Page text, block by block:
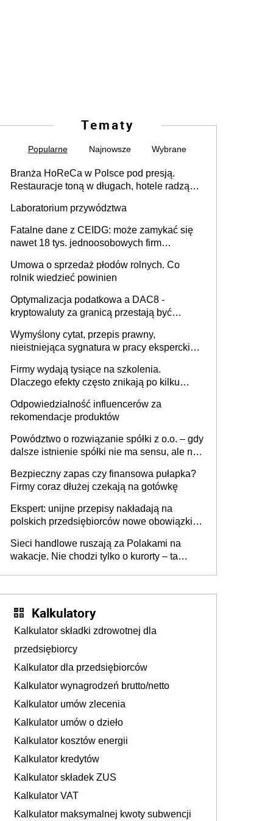
Tematy
Popularne Najnowsze Wybrane
Branża HoReCa w Polsce pod presją.
Restauracje toną w długach, hotele radzą
Laboratorium przywództwa
Fatalne dane z CEIDG: może zamykać się
nawet 18 tys. jednoosobowych firm
Umowa o sprzedaż płodów rolnych. Co
rolnik wiedzieć powinien
Optymalizacja podatkowa a DAC8 -
kryptowaluty za granicą przestają być
Wymyślony cytat, przepis prawny,
nieistniejąca sygnatura w pracy eksperckiej -
firmie
Firmy wydają tysiące na szkolenia.
Dlaczego efekty często znikają po kilku
Odpowiedzialność influencerów za
rekomendacje produktów
Powództwo o rozwiązanie spółki z o.o. – gdy
dalsze istnienie spółki nie ma sensu, ale nie
Bezpieczny zapas czy finansowa pułapka?
Firmy coraz dłużej czekają na gotówkę
Ekspert: unijne przepisy nakładają na
polskich przedsiębiorców nowe obowiązki w
Sieci handlowe ruszają za Polakami na
wakacje. Nie chodzi tylko o kurorty – ta
Kalkulatory
Kalkulator składki zdrowotnej dla
przedsiębiorcy
Kalkulator dla przedsiębiorców
Kalkulator wynagrodzeń brutto/netto
Kalkulator umów zlecenia
Kalkulator umów o dzieło
Kalkulator kosztów energii
Kalkulator kredytów
Kalkulator składek ZUS
Kalkulator VAT
Kalkulator maksymalnej kwoty subwencji